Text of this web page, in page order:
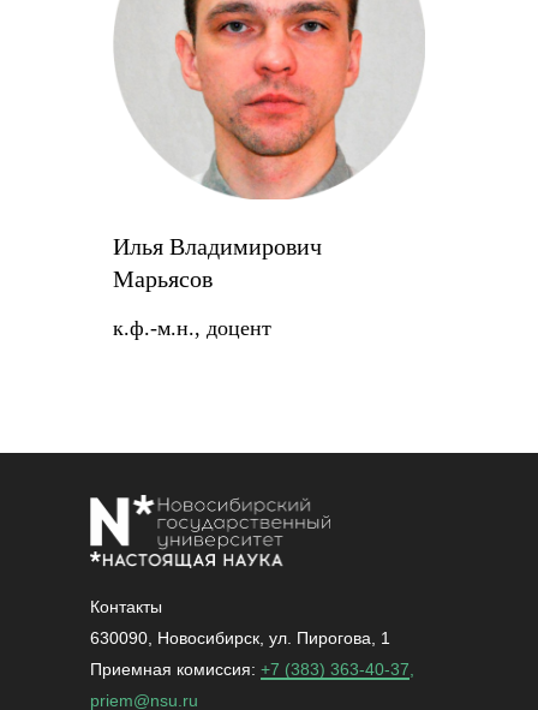
Илья Владимирович
Марьясов
к.ф.-м.н., доцент
Контакты
630090, Новосибирск, ул. Пирогова, 1
Приемная комиссия: +7 (383) 363-40-37
priem@nsu.ru